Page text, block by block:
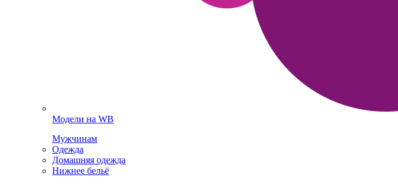
Модели на WB
Мужчинам
Одежда
Домашняя одежда
Нижнее бельё